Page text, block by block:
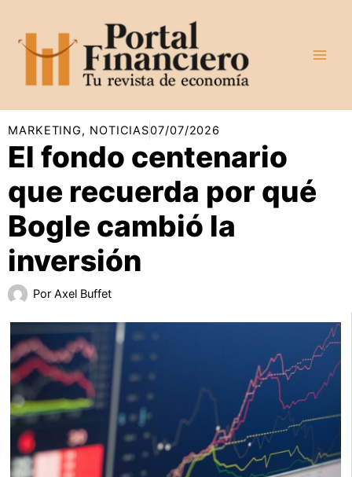
contenido
MARKETING, NOTICIAS07/07/2026
El fondo centenario
que recuerda por qué
Bogle cambió la
inversión
Por Axel Buffet